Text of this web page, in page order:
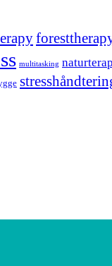
multitasking